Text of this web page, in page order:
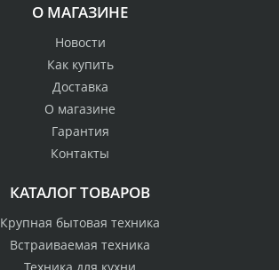
О МАГАЗИНЕ
Новости
Как купить
Доставка
О магазине
Гарантия
Контакты
КАТАЛОГ ТОВАРОВ
Крупная бытовая техника
Встраиваемая техника
Техника для кухни